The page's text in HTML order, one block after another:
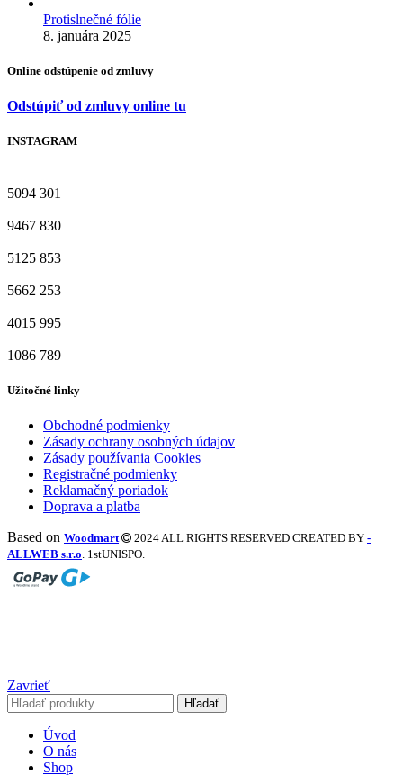
Protislnečné fólie
8. januára 2025
Online odstúpenie od zmluvy
Odstúpiť od zmluvy online tu
INSTAGRAM
5094 301
9467 830
5125 853
5662 253
4015 995
1086 789
Užitočné linky
Obchodné podmienky
Zásady ochrany osobných údajov
Zásady používania Cookies
Registračné podmienky
Reklamačný poriadok
Doprava a platba
Based on Woodmart 2024 ALL RIGHTS RESERVED CREATED BY -
ALLWEB s.r.o . 1stUNISPO.
Zavrieť
Hľadať
Úvod
O nás
Shop